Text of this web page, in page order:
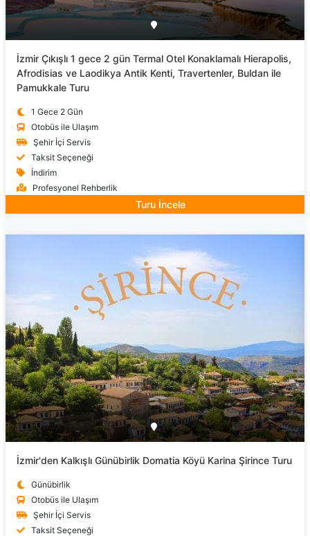
İzmir Çıkışlı 1 gece 2 gün Termal Otel Konaklamalı Hierapolis,
Afrodisias ve Laodikya Antik Kenti, Travertenler, Buldan ile
Pamukkale Turu
1 Gece 2 Gün
Otobüs ile Ulaşım
Şehir İçi Servis
Taksit Seçeneği
İndirim
Profesyonel Rehberlik
Turu İncele
İzmir'den Kalkışlı Günübirlik Domatia Köyü Karina Şirince Turu
Günübirlik
Otobüs ile Ulaşım
Şehir İçi Servis
Taksit Seçeneği